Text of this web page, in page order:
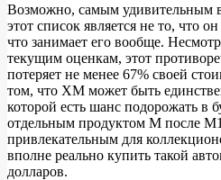
Возможно, самым удивительным
этот список является не то, что
что занимает его вообще.
текущим оценкам, этот
потеряет не менее 67% своей
том, что XM может быть
которой есть шанс подорожать в
отдельным продуктом M после
привлекательным для
вполне реально купить такой
долларов.